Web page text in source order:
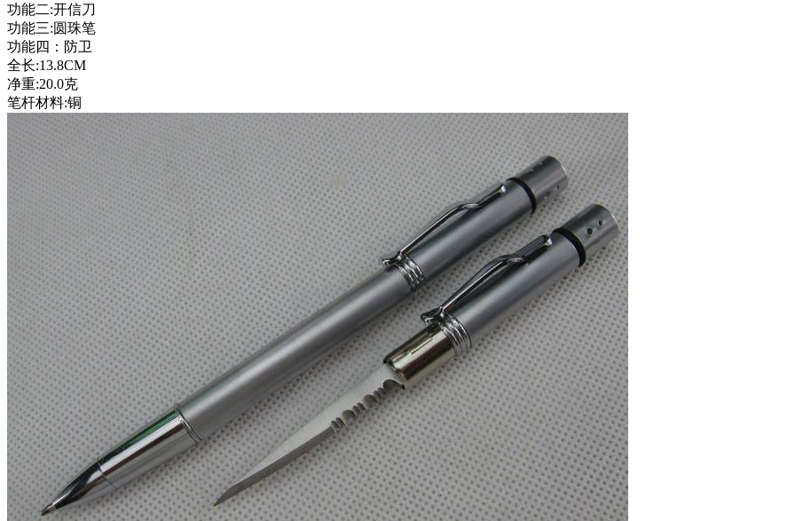
功能二:开信刀
功能三:圆珠笔
功能四：防卫
全长:13.8CM
净重:20.0克
笔杆材料:铜